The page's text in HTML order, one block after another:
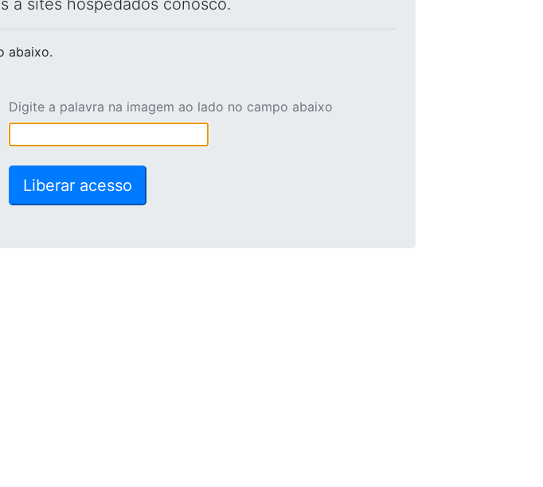
a sites hospedados conosco.
abaixo.
Digite a palavra na imagem ao lado no campo abaixo